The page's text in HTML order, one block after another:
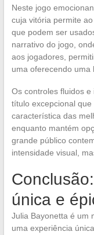
Neste jogo
cuja vitória permite
que podem ser
narrativo do jogo,
aos jogadores,
uma oferecendo uma
Os controles fluidos
título excepcional
característica das
enquanto mantém
grande público
intensidade visual,
única e
Julia Bayonetta é um
uma experiência